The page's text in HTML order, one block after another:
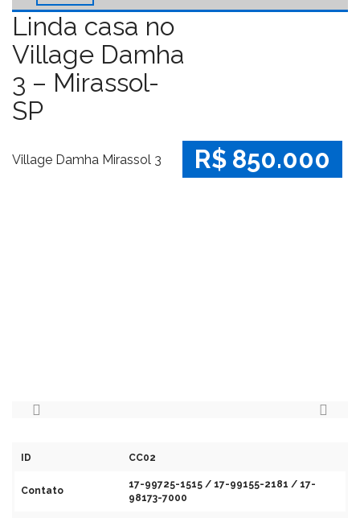
Linda casa no
Village Damha
3 – Mirassol-
SP
Village Damha Mirassol 3 R$ 850.000
ID CC02
Contato
17-99725-1515 / 17-99155-2181 / 17-
98173-7000